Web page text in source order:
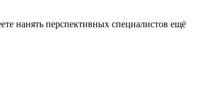
нанять перспективных специалистов ещё